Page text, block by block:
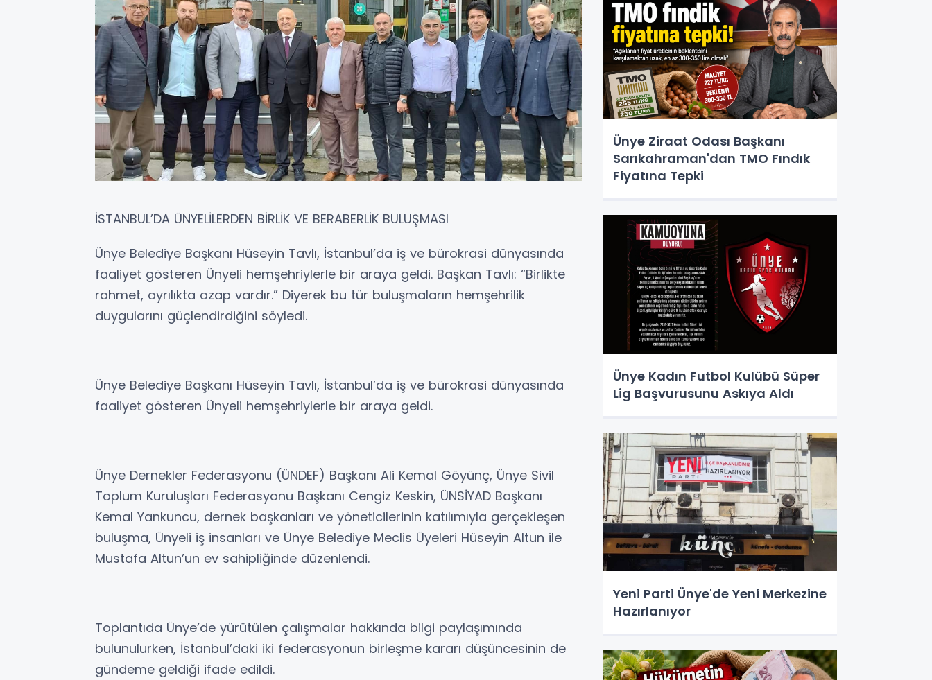
İSTANBUL’DA ÜNYELİLERDEN BİRLİK VE BERABERLİK BULUŞMASI
Ünye Belediye Başkanı Hüseyin Tavlı, İstanbul’da iş ve bürokrasi dünyasında
faaliyet gösteren Ünyeli hemşehriylerle bir araya geldi. Başkan Tavlı: “Birlikte
rahmet, ayrılıkta azap vardır.” Diyerek bu tür buluşmaların hemşehrilik
duygularını güçlendirdiğini söyledi.
Ünye Belediye Başkanı Hüseyin Tavlı, İstanbul’da iş ve bürokrasi dünyasında
faaliyet gösteren Ünyeli hemşehriylerle bir araya geldi.
Ünye Dernekler Federasyonu (ÜNDEF) Başkanı Ali Kemal Göyünç, Ünye Sivil
Toplum Kuruluşları Federasyonu Başkanı Cengiz Keskin, ÜNSİYAD Başkanı
Kemal Yankuncu, dernek başkanları ve yöneticilerinin katılımıyla gerçekleşen
buluşma, Ünyeli iş insanları ve Ünye Belediye Meclis Üyeleri Hüseyin Altun ile
Mustafa Altun’un ev sahipliğinde düzenlendi.
Toplantıda Ünye’de yürütülen çalışmalar hakkında bilgi paylaşımında
bulunulurken, İstanbul’daki iki federasyonun birleşme kararı düşüncesinin de
gündeme geldiği ifade edildi.
Ünye Ziraat Odası Başkanı
Sarıkahraman'dan TMO Fındık
Fiyatına Tepki
Ünye Kadın Futbol Kulübü Süper
Lig Başvurusunu Askıya Aldı
Yeni Parti Ünye'de Yeni Merkezine
Hazırlanıyor